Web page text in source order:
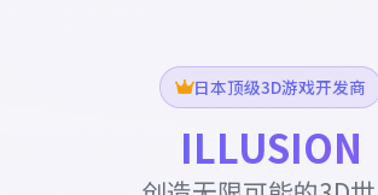
日本顶级3D游戏开发商
ILLUSION